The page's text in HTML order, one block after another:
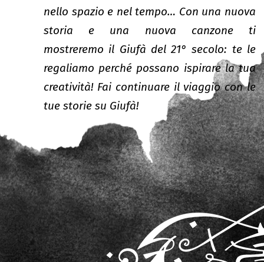
nello spazio e nel tempo… Con una nuova
storia e una nuova canzone ti
mostreremo il Giufà del 21° secolo: te le
regaliamo perché possano ispirare la tua
creatività! Fai continuare il viaggio con le
tue storie su Giufà!